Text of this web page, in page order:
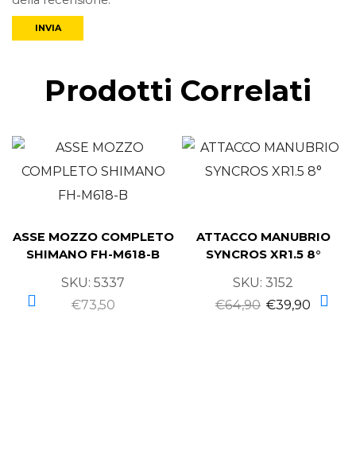
Prodotti Correlati
ASSE MOZZO COMPLETO
SHIMANO FH-M618-B
SKU: 5337
€73,50
ATTACCO MANUBRIO
SYNCROS XR1.5 8°
SKU: 3152
€64,90 €39,90